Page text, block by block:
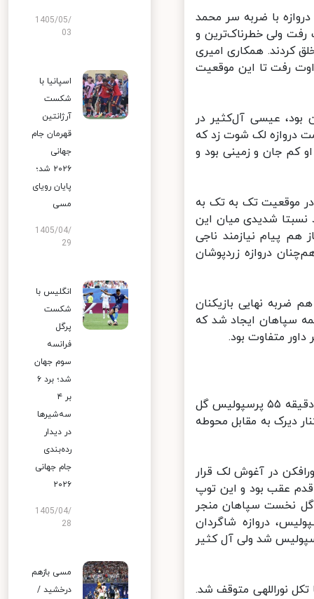
دروازه با ضربه سر محمد
ولی خطرناک‌ترین و
کردند. همکاری امیری
رفت تا این موقعیت
عیسی آل‌کثیر در
محمد محبی به سمت دروازه لک شوت زد که
جان و زمینی بود و
در موقعیت تک به تک به
نسبتا شدیدی میان این
پیام نیازمند ناجی
دروازه زردپوشان
ضربه نهایی بازیکنان
سپاهان ایجاد شد که
متفاوت بود.
بازی در این نیمه هم پایاپای آغاز شد و موقعیت چندان خاصی خلق نشد. در دقیقه ۵۵ پرسپولیس گل
دیرک به مقابل محوطه
در آغوش لک قرار
عقب بود و این توپ
به گل نخست سپاهان منجر
دروازه شاگردان
شد ولی آل کثیر
تکل نوراللهی متوقف شد.
1405/05/
03
اسپانیا با
شکست
آرژانتین
قهرمان جام
جهانی
۲۰۲۶ شد؛
پایان رویای
مسی
1405/04/
29
انگلیس با
شکست
پرگل
فرانسه
سوم جهان
شد؛ برد ۶
بر ۴
سه‌شیرها
در دیدار
رده‌بندی
جام جهانی
۲۰۲۶
1405/04/
28
مسی بازهم
درخشید /